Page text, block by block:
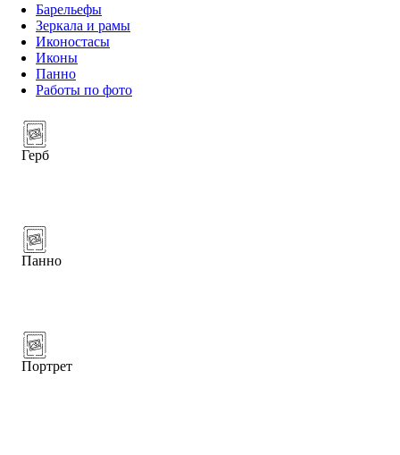
Барельефы
Зеркала и рамы
Иконостасы
Иконы
Панно
Работы по фото
Герб
Панно
Портрет